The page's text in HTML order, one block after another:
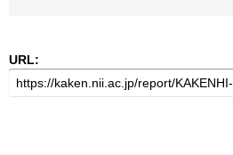
URL: